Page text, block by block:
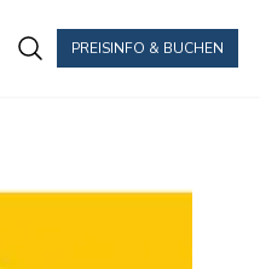
PREISINFO & BUCHEN